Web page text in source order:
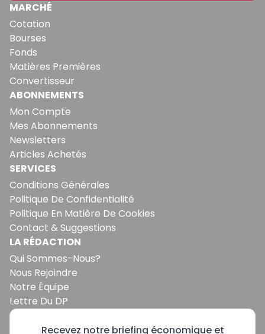
MARCHÉ
Cotation
Bourses
Fonds
Matières Premières
Convertisseur
ABONNEMENTS
Mon Compte
Mes Abonnements
Newsletters
Articles Achetés
SERVICES
Conditions Générales
Politique De Confidentialité
Politique En Matière De Cookies
Contact & Suggestions
LA RÉDACTION
Qui Sommes-Nous?
Nous Rejoindre
Notre Équipe
Lettre Du DP
Recevez notre briefing économique et